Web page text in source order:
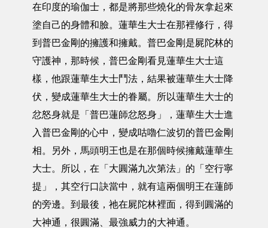
在印度的瑜伽士，都是將那些燒化的骨灰拿起來
塗自己的身體和臉。蓮華生大士在那裡修行，得
到普巴金剛的擁護和擁戴。普巴金剛是屍陀林的
守護神，那時候，普巴金剛看見蓮華生大士這
樣，他跟蓮華生大士鬥法，結果被蓮華生大士降
伏，變成蓮華生大士的眷屬。所以蓮華生大士的
忿怒身就是「普巴蓮師忿怒身」，蓮華生大士進
入普巴金剛的心中，變成咕嚕仁波切的普巴金剛
相。另外，馬頭明王也是在那個時候擁戴蓮華生
大士。所以，在「大圓滿九次第法」的「空行寧
提」，其空行口訣當中，就有這兩個明王在蓮師
的旁邊。到最後，祂在屍陀林裡面，得到圓滿的
大神通，很圓滿、最強威力的大神通。